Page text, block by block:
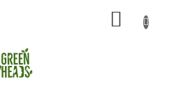
KOŠÍK